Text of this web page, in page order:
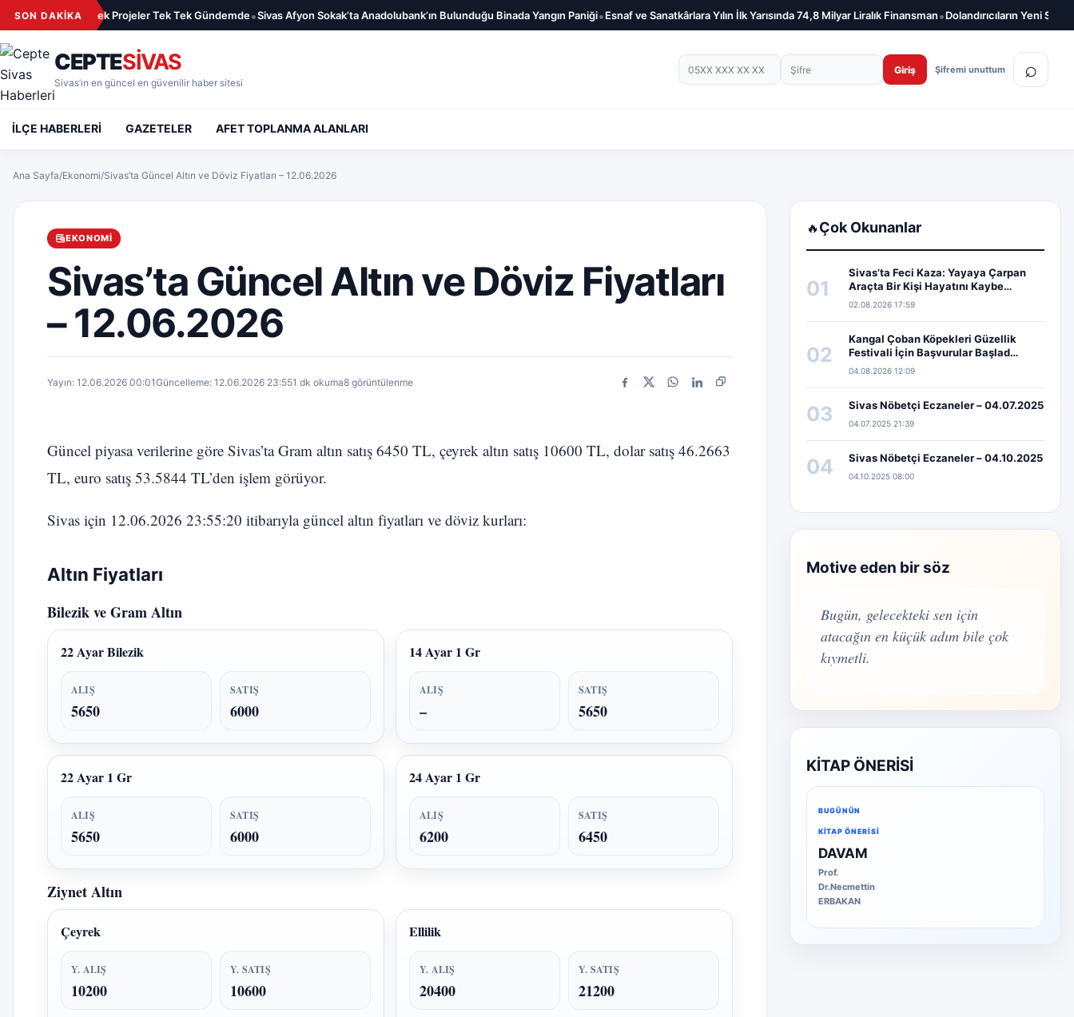
İçeriğe geç
SON DAKİKA
Değiştirecek Projeler Tek Tek Gündemde•Sivas Afyon Sokak’ta Anadolubank’ın Bulunduğu Binada Yangın Paniği •Esnaf ve Sanatkârlara Yılın İlk Yarısında 74,8 Milyar Liralık Finansman•Dolandırıcıların Yeni Silahı
CEPTESİVAS
Sivas’ın en güncel en güvenilir haber sitesi
Telefon numarası Şifre Giriş Şifremi unuttum ⌕
İLÇE HABERLERİ GAZETELER AFET TOPLANMA ALANLARI
Ana Sayfa/Ekonomi/Sivas’ta Güncel Altın ve Döviz Fiyatları – 12.06.2026
EKONOMI
Sivas’ta Güncel Altın ve Döviz Fiyatları
– 12.06.2026
Yayın: 12.06.2026 00:01Güncelleme: 12.06.2026 23:551 dk okuma8 görüntülenme
Facebook
X WhatsApp
LinkedInBağlantıyı kopyala
Güncel piyasa verilerine göre Sivas’ta Gram altın satış 6450 TL, çeyrek altın satış 10600 TL, dolar satış 46.2663
TL, euro satış 53.5844 TL’den işlem görüyor.
Sivas için 12.06.2026 23:55:20 itibarıyla güncel altın fiyatları ve döviz kurları:
Altın Fiyatları
Bilezik ve Gram Altın
22 Ayar Bilezik
ALIŞ
5650
SATIŞ
6000
14 Ayar 1 Gr
ALIŞ
–
SATIŞ
5650
22 Ayar 1 Gr
ALIŞ
5650
SATIŞ
6000
24 Ayar 1 Gr
ALIŞ
6200
SATIŞ
6450
Ziynet Altın
Çeyrek
Y. ALIŞ
10200
Y. SATIŞ
10600
Ellilik
Y. ALIŞ
20400
Y. SATIŞ
21200
🔥 Çok Okunanlar
01
Sivas’ta Feci Kaza: Yayaya Çarpan
Araçta Bir Kişi Hayatını Kaybe…
02.08.2026 17:59
02
Kangal Çoban Köpekleri Güzellik
Festivali İçin Başvurular Başlad…
04.08.2026 12:09
03 Sivas Nöbetçi Eczaneler – 04.07.2025
04.07.2025 21:39
04 Sivas Nöbetçi Eczaneler – 04.10.2025
04.10.2025 08:00
Motive eden bir söz
Bugün, gelecekteki sen için
atacağın en küçük adım bile çok
kıymetli.
KİTAP ÖNERİSİ
BUGÜNÜN
KITAP ÖNERISI
DAVAM
Prof.
Dr.Necmettin
ERBAKAN